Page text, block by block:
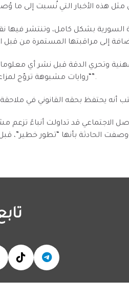
السورية بشكل كامل، وتنتشر فيها
وتحري الدقة قبل نشر أي
“روايات مشبوهة تروّج لمزاعم تمس السيادة الوطنية”.
الاجتماعي قد تداولت أنباءً تزعم
الحادثة بأنها “تطور خطير”،